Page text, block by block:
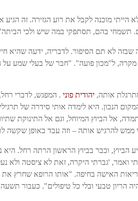
מוכנה לקבל את רוע הגזירה. זה הגיע
תשמחי בהם, תסתפקי במה שיש ולכי
לא תם הסיפור. לדבריה, ידעה שהיא
ל"מכון פועה". "חבר של בעלי שמע על
אותה, יהודית פוני . המפגש, לדברי
הנכון. היא לימדה אותי סידרה של
אל הביוץ המיוחל, וגם אל התינוקת
ממש להרגיש אותה – וזה עבד באופן שקשה
הביוץ, וכבר בביוץ הראשון הרתה רחל.
'גברתי היקרה, זאת לא ציסטה ולא
במכון לבריאות האישה בחיפה. "אותו הרופא
הריון טבעי ובלי כל טיפולים". כעבור